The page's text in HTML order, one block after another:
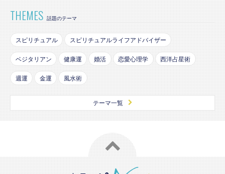
THEMES 話題のテーマ
スピリチュアル スピリチュアルライフアドバイザー
ベジタリアン 健康運 婚活 恋愛心理学 西洋占星術
週運 金運 風水術
テーマ一覧